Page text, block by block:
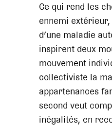
Ce qui rend les
ennemi
d’une maladie
inspirent deux
mouvement
collectiviste la
appartenances
second veut
inégalités, en